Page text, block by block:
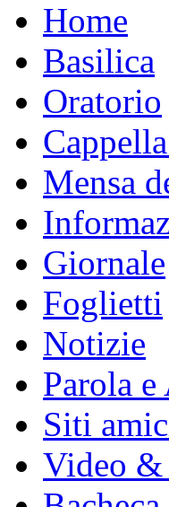
Home
Basilica
Oratorio
Mensa
Giornale
Foglietti
Notizie
Parola e
Siti
Video